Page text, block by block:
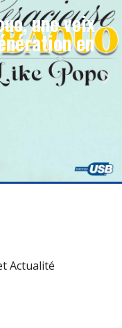
une voix
en
Actualité